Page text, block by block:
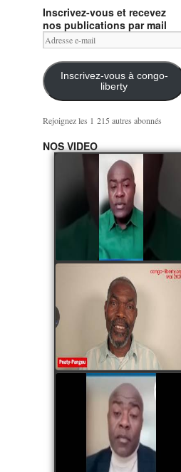
Inscrivez-vous et recevez
nos publications par mail
Adresse
e-
mail
Inscrivez-vous à congo-
liberty
Rejoignez les 1 215 autres abonnés
NOS VIDEO
Mingwa BIANGO : Ni
les mercenaires russes,
ni la garde présidentielle
ne mourront pour
Sassou Denis
watch video
POATY PANGOU
parle de la coquille vide
Collinet Makosso, des
assassinats des jeunes
par Serge OBOA
watch video
Sassou Nguesso est
revenu au pouvoir par
les armes, il ne quittera
le pouvoir que par la
force
watch video